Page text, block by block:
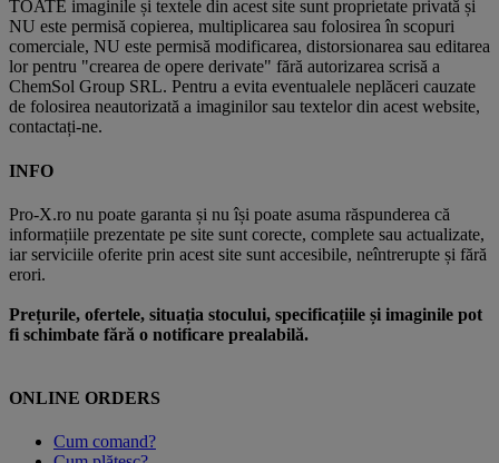
TOATE imaginile și textele din acest site sunt proprietate privată și
NU este permisă copierea, multiplicarea sau folosirea în scopuri
comerciale, NU este permisă modificarea, distorsionarea sau editarea
lor pentru "crearea de opere derivate" fără autorizarea scrisă a
ChemSol Group SRL. Pentru a evita eventualele neplăceri cauzate
de folosirea neautorizată a imaginilor sau textelor din acest website,
contactați-ne.
INFO
Pro-X.ro nu poate garanta și nu își poate asuma răspunderea că
informațiile prezentate pe site sunt corecte, complete sau actualizate,
iar serviciile oferite prin acest site sunt accesibile, neîntrerupte și fără
erori.
Prețurile, ofertele, situația stocului, specificațiile și imaginile pot
fi schimbate fără o notificare prealabilă.
ONLINE ORDERS
Cum comand?